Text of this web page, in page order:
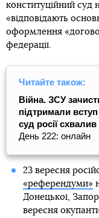
конституційний суд
«відповідають
оформлення
федерації.
Читайте також:
Війна. ЗСУ
підтримали
суд росії
День 222: онлайн
23 вересня
«референдуми»
Донецької,
вересня